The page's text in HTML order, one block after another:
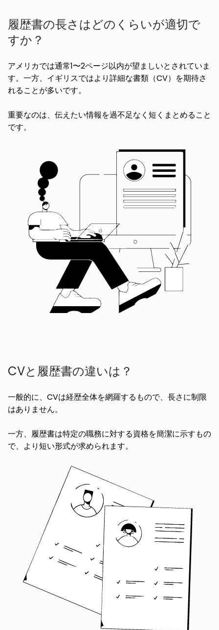
履歴書の長さはどのくらいが適切で
すか？
アメリカでは通常1〜2ページ以内が望ましいとされていま
す。一方、イギリスではより詳細な書類（CV）を期待さ
れることが多いです。
重要なのは、伝えたい情報を過不足なく短くまとめること
です。
CVと履歴書の違いは？
一般的に、CVは経歴全体を網羅するもので、長さに制限
はありません。
一方、履歴書は特定の職務に対する資格を簡潔に示すもの
で、より短い形式が求められます。